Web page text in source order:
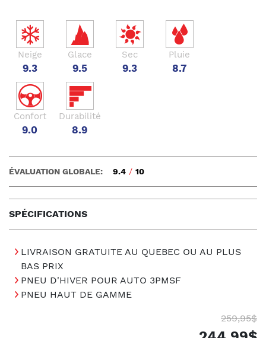
Neige
9.3
Glace
9.5
Sec
9.3
Pluie
8.7
Confort
9.0
Durabilité
8.9
SPÉCIFICATIONS
ÉVALUATION GLOBALE: 9.4 / 10
LIVRAISON GRATUITE AU QUEBEC OU AU PLUS
BAS PRIX
PNEU D'HIVER POUR AUTO 3PMSF
PNEU HAUT DE GAMME
259,95$